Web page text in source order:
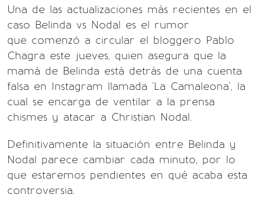
Una de las actualizaciones más recientes en el
caso Belinda vs Nodal es el rumor
que comenzó a circular el bloggero Pablo
Chagra este jueves, quien asegura que la
mamá de Belinda está detrás de una cuenta
falsa en Instagram llamada 'La Camaleona', la
cual se encarga de ventilar a la prensa
chismes y atacar a Christian Nodal.
Definitivamente la situación entre Belinda y
Nodal parece cambiar cada minuto, por lo
que estaremos pendientes en qué acaba esta
controversia.